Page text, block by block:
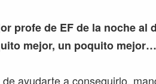
profe de EF de la noche al
mejor, un poquito
ayudarte a conseguirlo,